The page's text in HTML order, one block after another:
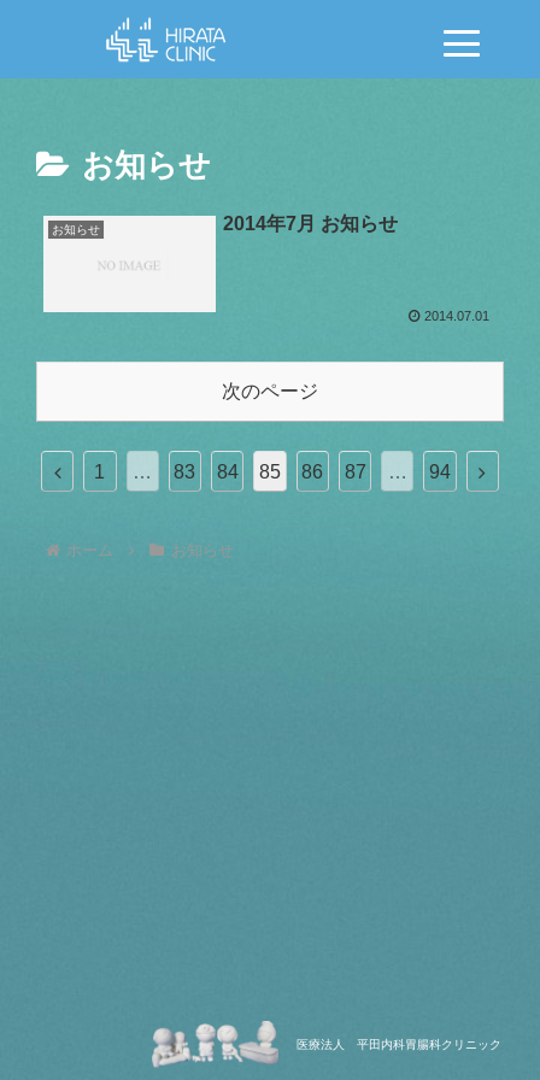
お知らせ
お知らせ 2014年7月 お知らせ
2014.07.01
次のページ
前
1 … 83 84 85 86 87 … 94
次
ホーム お知らせ
医療法人 平田内科胃腸科クリニック